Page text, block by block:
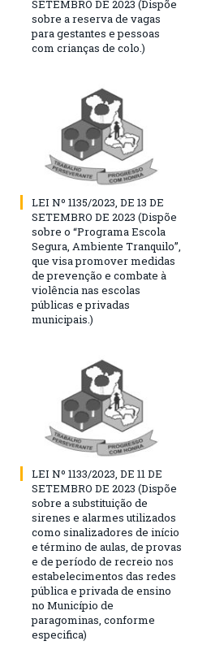
SETEMBRO DE 2023 (Dispõe
sobre a reserva de vagas
para gestantes e pessoas
com crianças de colo.)
LEI Nº 1135/2023, DE 13 DE
SETEMBRO DE 2023 (Dispõe
sobre o “Programa Escola
Segura, Ambiente Tranquilo”,
que visa promover medidas
de prevenção e combate à
violência nas escolas
públicas e privadas
municipais.)
LEI Nº 1133/2023, DE 11 DE
SETEMBRO DE 2023 (Dispõe
sobre a substituição de
sirenes e alarmes utilizados
como sinalizadores de início
e término de aulas, de provas
e de período de recreio nos
estabelecimentos das redes
pública e privada de ensino
no Município de
paragominas, conforme
especifica)